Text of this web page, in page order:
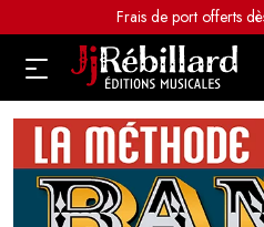
Frais de port offerts